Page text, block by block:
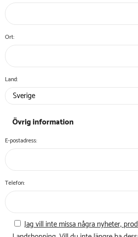
Ort:
Land:
Övrig information
E-postadress:
Telefon:
Jag vill inte missa några nyheter,